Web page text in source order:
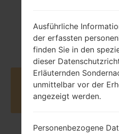
Android Lollipop
5.0.2
Buy
Ausführliche
der erfassten
finden Sie in den
dieser
Erläuternden
unmittelbar vor der
angezeigt werden.
Personenbezogene